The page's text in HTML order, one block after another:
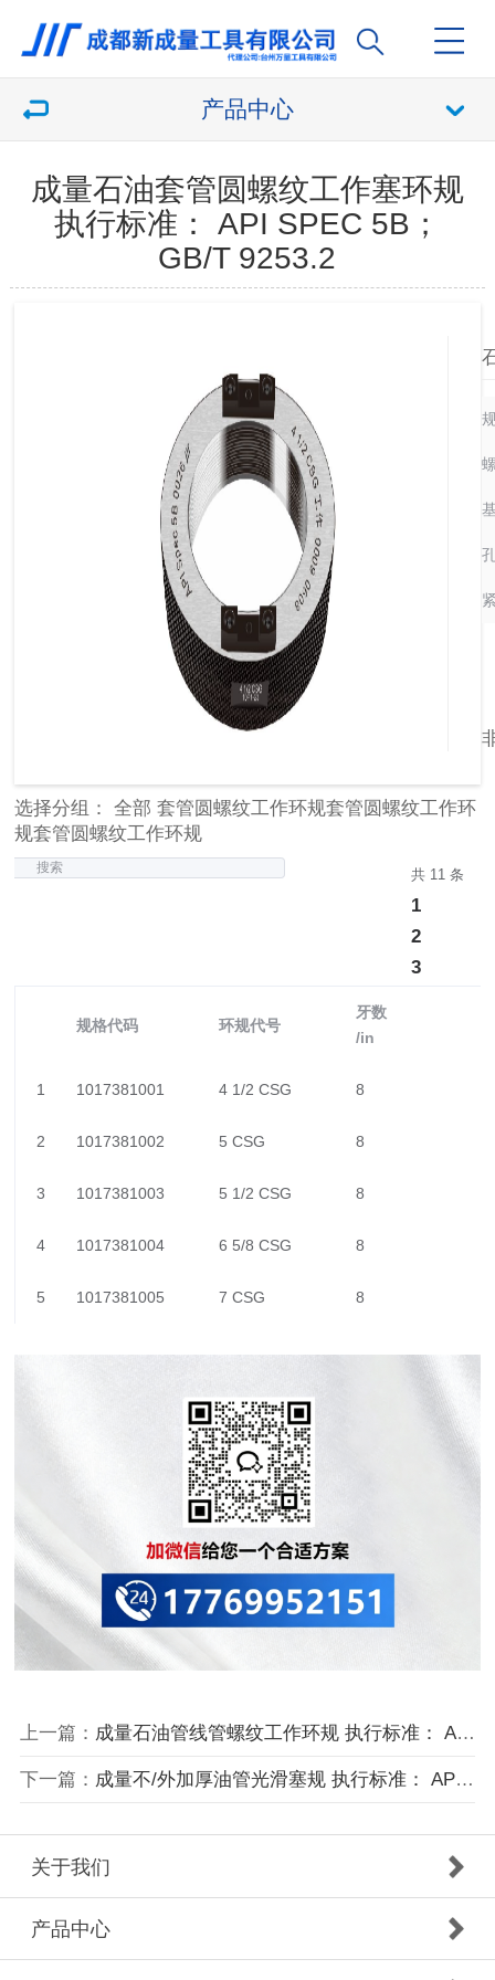
产品中心
成量石油套管圆螺纹工作塞环规
执行标准： API SPEC 5B；
GB/T 9253.2
选择分组： 全部 套管圆螺纹工作环规套管圆螺纹工作环
规套管圆螺纹工作环规
搜索 共 11 条
1
2
3
规格代码 环规代号
牙数
/in
1 1017381001 4 1/2 CSG 8
2 1017381002 5 CSG 8
3 1017381003 5 1/2 CSG 8
4 1017381004 6 5/8 CSG 8
5 1017381005 7 CSG 8
上一篇： 成量石油管线管螺纹工作环规 执行标准： API SPEC 5B；GB/T 9253.2
下一篇： 成量不/外加厚油管光滑塞规 执行标准： API SPEC 5B；GB/T 9253.2
关于我们
产品中心